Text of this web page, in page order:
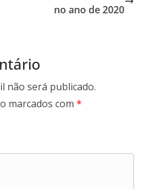
no ano de 2020
não será publicado.
marcados com *